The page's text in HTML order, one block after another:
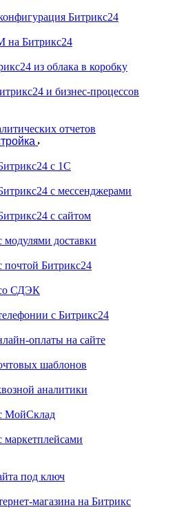
Битрикс24
на Битрикс24
из облака в коробку
и бизнес-процессов
отчетов
с 1С
с мессенджерами
с сайтом
модулями доставки
почтой Битрикс24
СДЭК
с Битрикс24
оплаты на сайте
шаблонов
аналитики
МойСклад
маркетплейсами
под ключ
магазина на Битрикс